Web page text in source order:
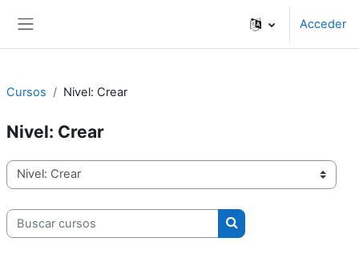
Acceder
Cursos Nivel: Crear
Nivel: Crear
Categorías
Buscar cursos
Buscar cursos